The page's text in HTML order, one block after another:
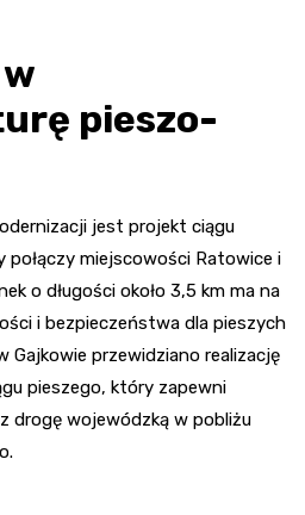
pieszo-
jest projekt ciągu
miejscowości Ratowice i
o długości około 3,5 km ma na
i bezpieczeństwa dla pieszych
przewidziano realizację
pieszego, który zapewni
drogę wojewódzką w pobliżu